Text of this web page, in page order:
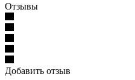
Отзывы
Добавить отзыв